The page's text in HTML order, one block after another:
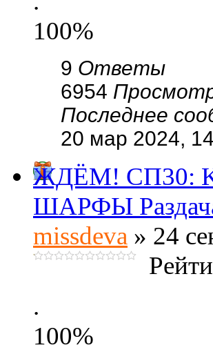
100%
9 Ответы
6954
Последнее
20 мар 2024,
ЖДЁМ! СП30:
ШАРФЫ
missdeva » 24
.
100%